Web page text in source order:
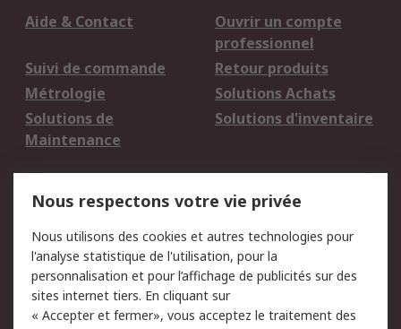
Aide & Contact
Ouvrir un compte
professionnel
Suivi de commande
Retour produits
Métrologie
Solutions Achats
Solutions de
Maintenance
Solutions d'inventaire
du site
Politique de protection
des données - Mise à
jour
Sécurité des E-mails
Nous respectons votre vie privée
Nous utilisons des cookies et autres technologies pour
l'analyse statistique de l'utilisation, pour la
personnalisation et pour l’affichage de publicités sur des
sites internet tiers. En cliquant sur
« Accepter et fermer», vous acceptez le traitement des